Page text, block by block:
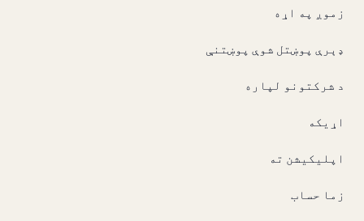
زموږ په اړه
ډېرې پوښتل شوې پوښتنې
د شرکتونو لپاره
اړیکه
اپلیکیشن ته
زما حساب